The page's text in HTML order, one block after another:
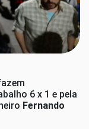
6 x 1 e pela
Fernando